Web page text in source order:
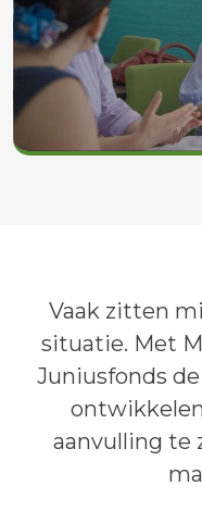
Vaak zitten
situatie. Met
Juniusfonds
aanvulling te